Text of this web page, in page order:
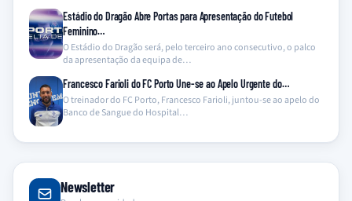
Estádio do Dragão Abre Portas para Apresentação do Futebol
Feminino…
O Estádio do Dragão será, pelo terceiro ano consecutivo, o palco
da apresentação da equipa de…
Francesco Farioli do FC Porto Une-se ao Apelo Urgente do…
O treinador do FC Porto, Francesco Farioli, juntou-se ao apelo do
Banco de Sangue do Hospital…
Newsletter